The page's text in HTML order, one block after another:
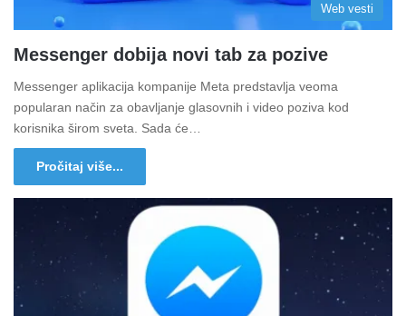
Web vesti
Messenger dobija novi tab za pozive
Messenger aplikacija kompanije Meta predstavlja veoma
popularan način za obavljanje glasovnih i video poziva kod
korisnika širom sveta. Sada će…
Pročitaj više...